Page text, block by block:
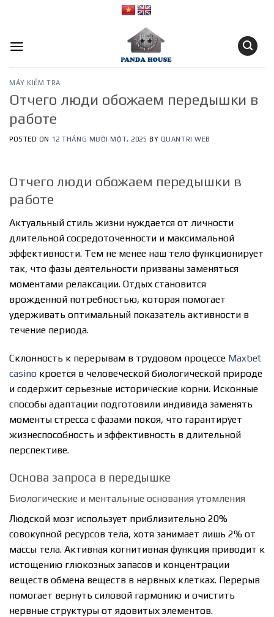
MÁY KIỂM TRA
Отчего люди обожаем передышки в
работе
POSTED ON 12 THÁNG MƯỜI MỘT, 2025 BY QUANTRI WEB
Отчего люди обожаем передышки в
работе
Актуальный стиль жизни нуждается от личности
длительной сосредоточенности и максимальной
эффективности. Тем не менее наш тело функционирует
так, что фазы деятельности призваны заменяться
моментами релаксации. Отдых становится
врожденной потребностью, которая помогает
удерживать оптимальный показатель активности в
течение периода.
Склонность к перерывам в трудовом процессе Maxbet
casino кроется в человеческой биологической природе
и содержит серьезные исторические корни. Исконные
способы адаптации подготовили индивида заменять
моменты стресса с фазами покоя, что гарантирует
жизнеспособность и эффективность в длительной
перспективе.
Основа запроса в передышке
Биологические и ментальные основания утомления
Людской мозг использует приблизительно 20%
совокупной ресурсов тела, хотя занимает лишь 2% от
массы тела. Активная когнитивная функция приводит к
истощению глюкозных запасов и концентрации
веществ обмена веществ в нервных клетках. Перерыв
помогает вернуть силовой гармонию и очистить
нервные структуры от ядовитых элементов.